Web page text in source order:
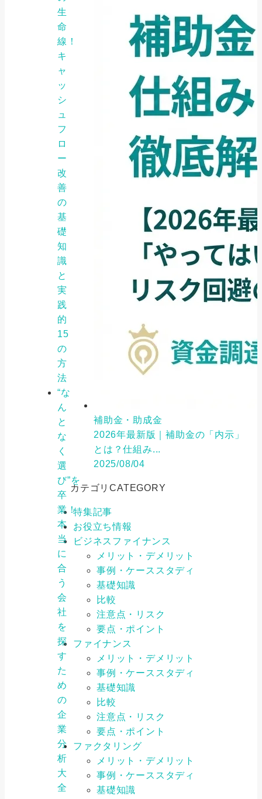
生
命
線！
キ
ャ
ッ
シ
ュ
フ
ロ
ー
改
善
の
基
礎
知
識
と
実
践
的
15
の
方
法
“な
ん
と
な
く
選
び”を
卒
業！
本
当
に
合
う
会
社
を
探
す
た
め
の
企
業
分
析
大
全
補助金・助成金
2026年最新版｜補助金の「内示」
とは？仕組み...
2025/08/04
カテゴリCATEGORY
特集記事
お役立ち情報
ビジネスファイナンス
メリット・デメリット
事例・ケーススタディ
基礎知識
比較
注意点・リスク
要点・ポイント
ファイナンス
メリット・デメリット
事例・ケーススタディ
基礎知識
比較
注意点・リスク
要点・ポイント
ファクタリング
メリット・デメリット
事例・ケーススタディ
基礎知識